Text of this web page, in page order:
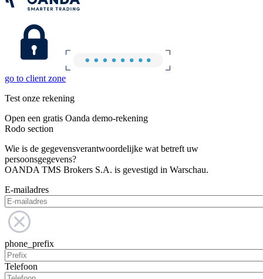
go to client zone
Test onze rekening
Open een gratis Oanda demo-rekening
Rodo section
Wie is de gegevensverantwoordelijke wat betreft uw
persoonsgegevens?
OANDA TMS Brokers S.A. is gevestigd in Warschau.
E-mailadres
phone_prefix
Telefoon